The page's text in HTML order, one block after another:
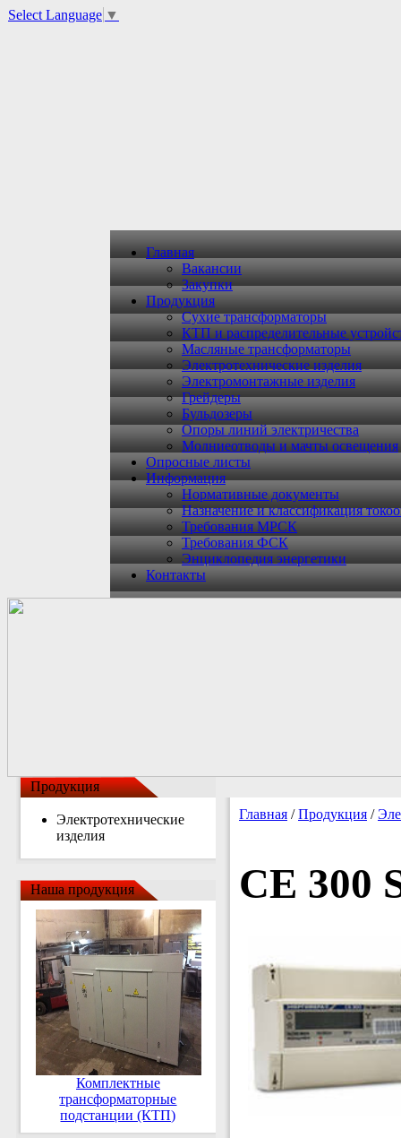
Select Language ▼
Главная
Вакансии
Закупки
Продукция
Сухие трансформаторы
КТП и распределительные
Масляные трансформаторы
Электротехнические изделия
Электромонтажные изделия
Грейдеры
Бульдозеры
Опоры линий электричества
Молниеотводы и мачты освещения
Опросные листы
Информация
Нормативные документы
Назначение и классификация
Требования МРСК
Требования ФСК
Энциклопедия энергетики
Контакты
Продукция
Электротехнические
изделия
Наша продукция
Комплектные
трансформаторные
подстанции (КТП)
Главная /Продукция /
CE 300